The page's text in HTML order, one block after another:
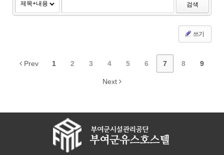
검색
쓰기
Prev 1 2 3 4 5 6 7 8 9
Next